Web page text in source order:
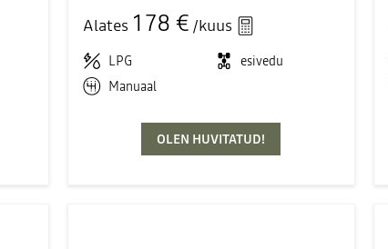
Alates 178 € /kuus
LPG
esivedu
Manuaal
OLEN HUVITATUD!